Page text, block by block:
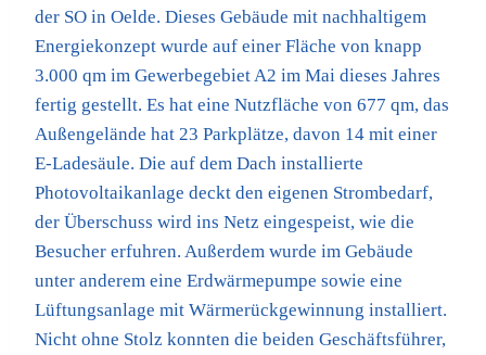
der SO in Oelde. Dieses Gebäude mit nachhaltigem
Energiekonzept wurde auf einer Fläche von knapp
3.000 qm im Gewerbegebiet A2 im Mai dieses Jahres
fertig gestellt. Es hat eine Nutzfläche von 677 qm, das
Außengelände hat 23 Parkplätze, davon 14 mit einer
E-Ladesäule. Die auf dem Dach installierte
Photovoltaikanlage deckt den eigenen Strombedarf,
der Überschuss wird ins Netz eingespeist, wie die
Besucher erfuhren. Außerdem wurde im Gebäude
unter anderem eine Erdwärmepumpe sowie eine
Lüftungsanlage mit Wärmerückgewinnung installiert.
Nicht ohne Stolz konnten die beiden Geschäftsführer,